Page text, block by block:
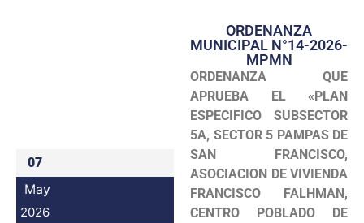
Transparencia
Seguridad
Programas
Intranet
07
May
2026
ORDENANZA
MUNICIPAL N°14-2026-
MPMN
ORDENANZA QUE
APRUEBA EL «PLAN
ESPECIFICO SUBSECTOR
5A, SECTOR 5 PAMPAS DE
SAN FRANCISCO,
ASOCIACION DE VIVIENDA
FRANCISCO FALHMAN,
CENTRO POBLADO DE